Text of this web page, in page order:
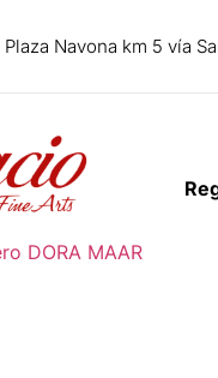
Plaza Navona km 5 vía